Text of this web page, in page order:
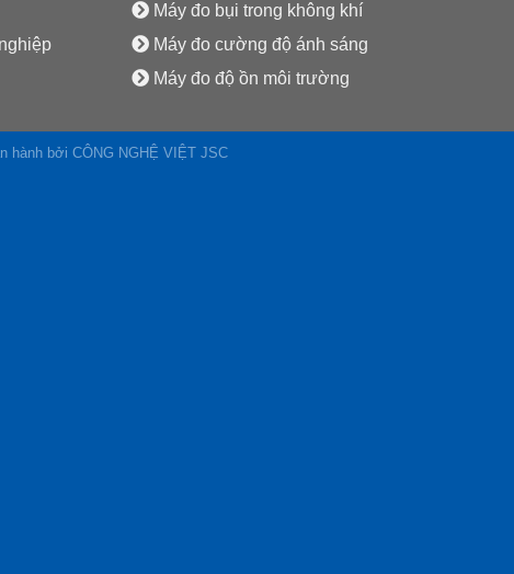
Máy đo bụi trong không khí
Máy đo cường độ ánh sáng
Máy đo độ ồn môi trường
hành bởi CÔNG NGHỆ VIỆT JSC